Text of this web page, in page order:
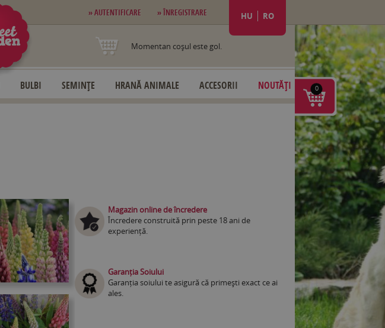
» AUTENTIFICARE » ÎNREGISTRARE HU RO
Momentan coşul este gol.
BULBI SEMINȚE HRANĂ ANIMALE ACCESORII NOUTĂȚI
Magazin online de încredere
Încredere construită prin peste 18 ani de
experiență.
Garanția Soiului
Garanția soiului te asigură că primești exact ce ai
ales.
0